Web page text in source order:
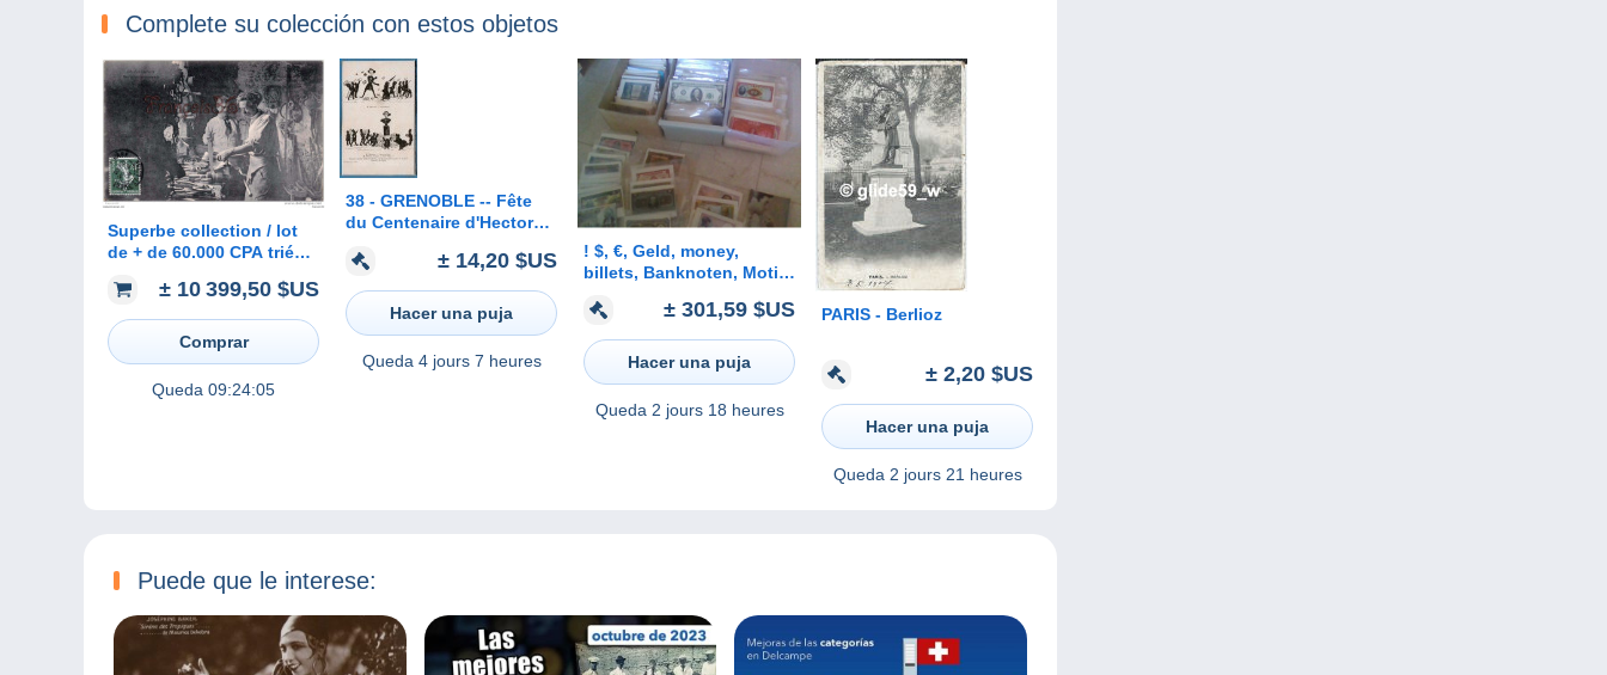
Complete su colección con estos objetos
Superbe collection / lot
de + de 60.000 CPA triées
thématiques
± 10 399,50 $US
Comprar
Queda 09:24:05
38 - GRENOBLE -- Fête
du Centenaire d'Hector
± 14,20 $US
Hacer una puja
Queda 4 jours 7 heures
! $, €, Geld, money,
billets, Banknoten, Motiv
collection von ca. 4000
Ansichtskarten, 4 Alben,
25 kg
± 301,59 $US
Hacer una puja
Queda 2 jours 18 heures
PARIS - Berlioz
± 2,20 $US
Hacer una puja
Queda 2 jours 21 heures
Puede que le interese: